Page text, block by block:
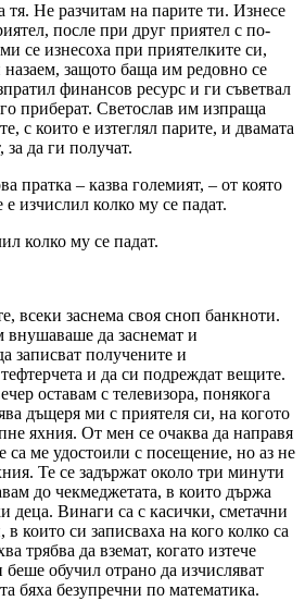
тя. Не разчитам на парите ти. Изнесе
после при друг приятел с по-
се изнесоха при приятелките си,
защото баща им редовно се
финансов ресурс и ги съветвал
приберат. Светослав им изпраща
с които е изтеглял парите, и двамата
за да ги получат.
пратка – казва големият, – от която
изчислил колко му се падат.
колко му се падат.
всеки заснема своя сноп банкноти.
да заснемат и
записват получените и
и да си подреждат вещите.
оставам с телевизора, понякога
дъщеря ми с приятеля си, на когото
яхния. От мен се очаква да направя
са ме удостоили с посещение, но аз не
Те се задържат около три минути
до чекмеджетата, в които държа
деца. Винаги са с касички, сметачни
които си записваха на кого колко са
трябва да вземат, когато изтече
обучил отрано да изчисляват
бяха безупречни по математика.